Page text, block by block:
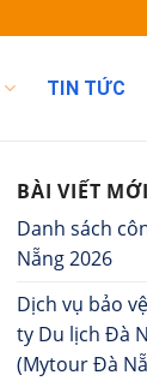
TIN TỨC
BÀI VIẾT MỚI
Danh sách
Nẵng 2026
Dịch vụ bảo
ty Du lịch Đà
(Mytour Đà